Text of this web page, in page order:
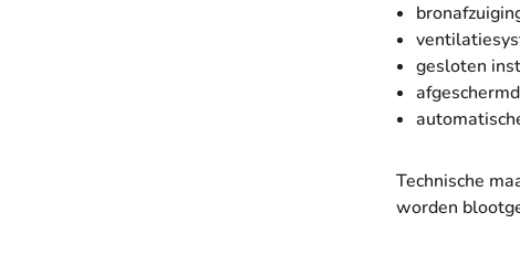
gesloten
Technische
worden